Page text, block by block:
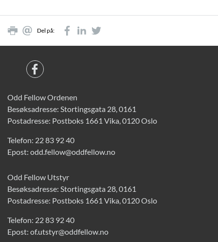
Del på:
Odd Fellow Ordenen
Besøksadresse: Stortingsgata 28, 0161
Postadresse: Postboks 1661 Vika, 0120 Oslo
Telefon: 22 83 92 40
Epost: odd.fellow@oddfellow.no
Odd Fellow Utstyr
Besøksadresse: Stortingsgata 28, 0161
Postadresse: Postboks 1661 Vika, 0120 Oslo
Telefon: 22 83 92 40
Epost: of.utstyr@oddfellow.no